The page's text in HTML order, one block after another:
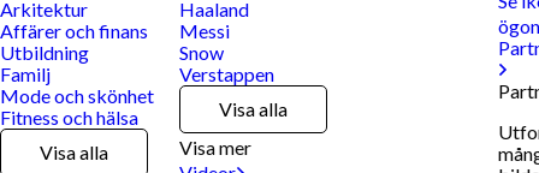
Arkitektur
Affärer och finans
Utbildning
Familj
Mode och skönhet
Fitness och hälsa
Visa alla
Haaland
Messi
Snow
Verstappen
Visa alla
Visa mer